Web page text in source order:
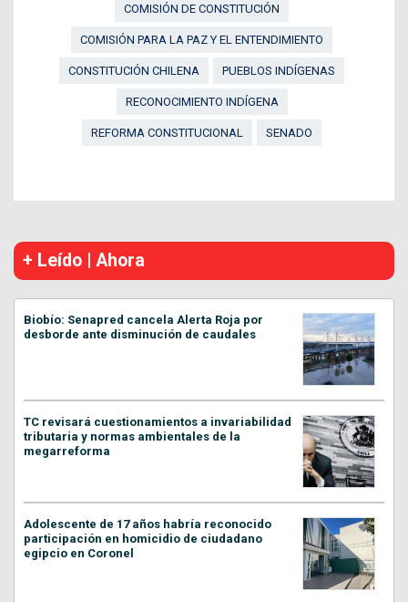
COMISIÓN DE CONSTITUCIÓN
COMISIÓN PARA LA PAZ Y EL ENTENDIMIENTO
CONSTITUCIÓN CHILENA PUEBLOS INDÍGENAS
RECONOCIMIENTO INDÍGENA
REFORMA CONSTITUCIONAL SENADO
+ Leído | Ahora
Biobío: Senapred cancela Alerta Roja por
desborde ante disminución de caudales
TC revisará cuestionamientos a invariabilidad
tributaria y normas ambientales de la
megarreforma
Adolescente de 17 años habría reconocido
participación en homicidio de ciudadano
egipcio en Coronel